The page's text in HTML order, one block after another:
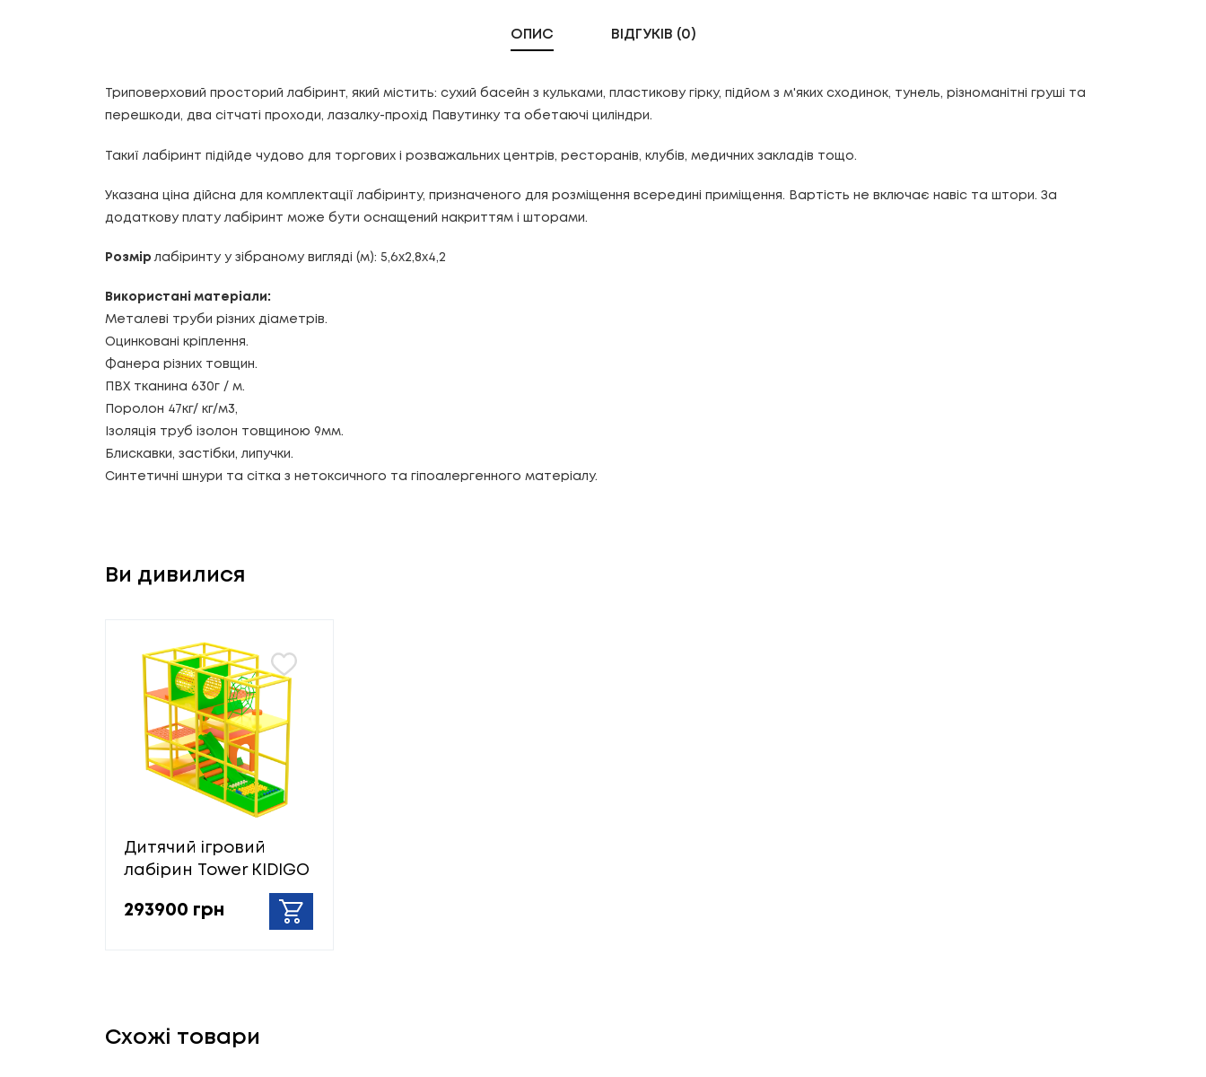
ОПИС ВІДГУКІВ (0)
Триповерховий просторий лабіринт, який містить: сухий басейн з кульками, пластикову гірку, підйом з м'яких сходинок, тунель, різноманітні груші та
перешкоди, два сітчаті проходи, лазалку-прохід Павутинку та обетаючі циліндри.
Такиї лабіринт підійде чудово для торгових і розважальних центрів, ресторанів, клубів, медичних закладів тощо.
Указана ціна дійсна для комплектації лабіринту, призначеного для розміщення всередині приміщення. Вартість не включає навіс та штори. За
додаткову плату лабіринт може бути оснащений накриттям і шторами.
Розмір лабіринту у зібраному вигляді (м): 5,6х2,8х4,2
Використані матеріали:
Металеві труби різних діаметрів.
Оцинковані кріплення.
Фанера різних товщин.
ПВХ тканина 630г / м.
Поролон 47кг/ кг/м3,
Ізоляція труб ізолон товщиною 9мм.
Блискавки, застібки, липучки.
Синтетичні шнури та сітка з нетоксичного та гіпоалергенного матеріалу.
Ви дивилися
Дитячий ігровий
лабірин Tower KIDIGO
293900 грн
Схожі товари